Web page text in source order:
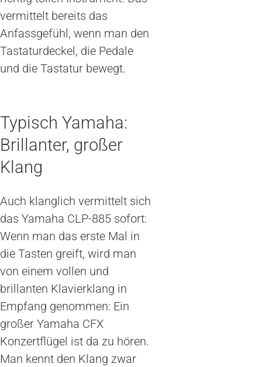
vermittelt bereits das
Anfassgefühl, wenn man den
Tastaturdeckel, die Pedale
und die Tastatur bewegt.
Typisch Yamaha:
Brillanter, großer
Klang
Auch klanglich vermittelt sich
das Yamaha CLP-885 sofort:
Wenn man das erste Mal in
die Tasten greift, wird man
von einem vollen und
brillanten Klavierklang in
Empfang genommen: Ein
großer Yamaha CFX
Konzertflügel ist da zu hören.
Man kennt den Klang zwar